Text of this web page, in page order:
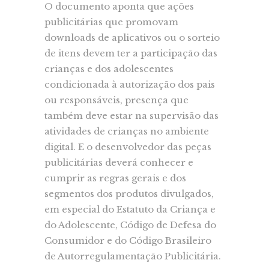
O documento aponta que ações
publicitárias que promovam
downloads de aplicativos ou o sorteio
de itens devem ter a participação das
crianças e dos adolescentes
condicionada à autorização dos pais
ou responsáveis, presença que
também deve estar na supervisão das
atividades de crianças no ambiente
digital. E o desenvolvedor das peças
publicitárias deverá conhecer e
cumprir as regras gerais e dos
segmentos dos produtos divulgados,
em especial do Estatuto da Criança e
do Adolescente, Código de Defesa do
Consumidor e do Código Brasileiro
de Autorregulamentação Publicitária.